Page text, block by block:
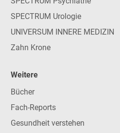
SPECTRUM Urologie
UNIVERSUM INNERE MEDIZIN
Zahn Krone
Weitere
Bücher
Fach-Reports
Gesundheit verstehen